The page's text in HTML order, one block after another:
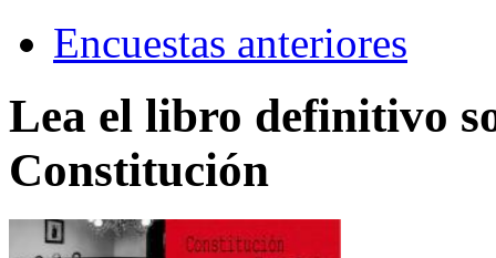
Encuestas anteriores
Lea el libro definitivo
Constitución